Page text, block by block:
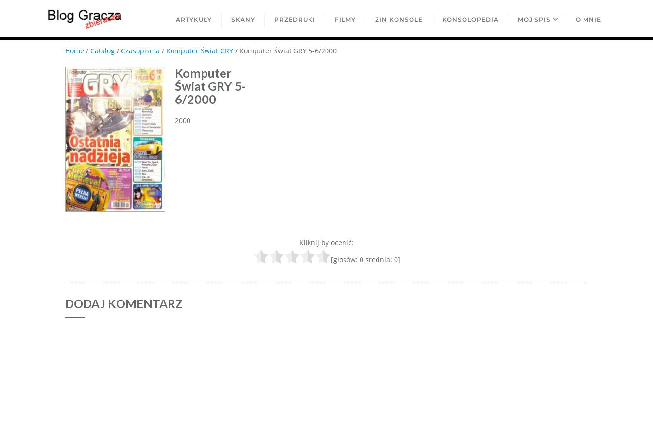
ARTYKUŁY SKANY PRZEDRUKI FILMY ZIN KONSOLE KONSOLOPEDIA MÓJ SPIS O MNIE
Home /Catalog /Czasopisma / Komputer Świat GRY / Komputer Świat GRY 5-6/2000
Komputer
Świat GRY 5-
6/2000
2000
Kliknij by ocenić:
[głosów: 0średnia: 0]
DODAJ KOMENTARZ